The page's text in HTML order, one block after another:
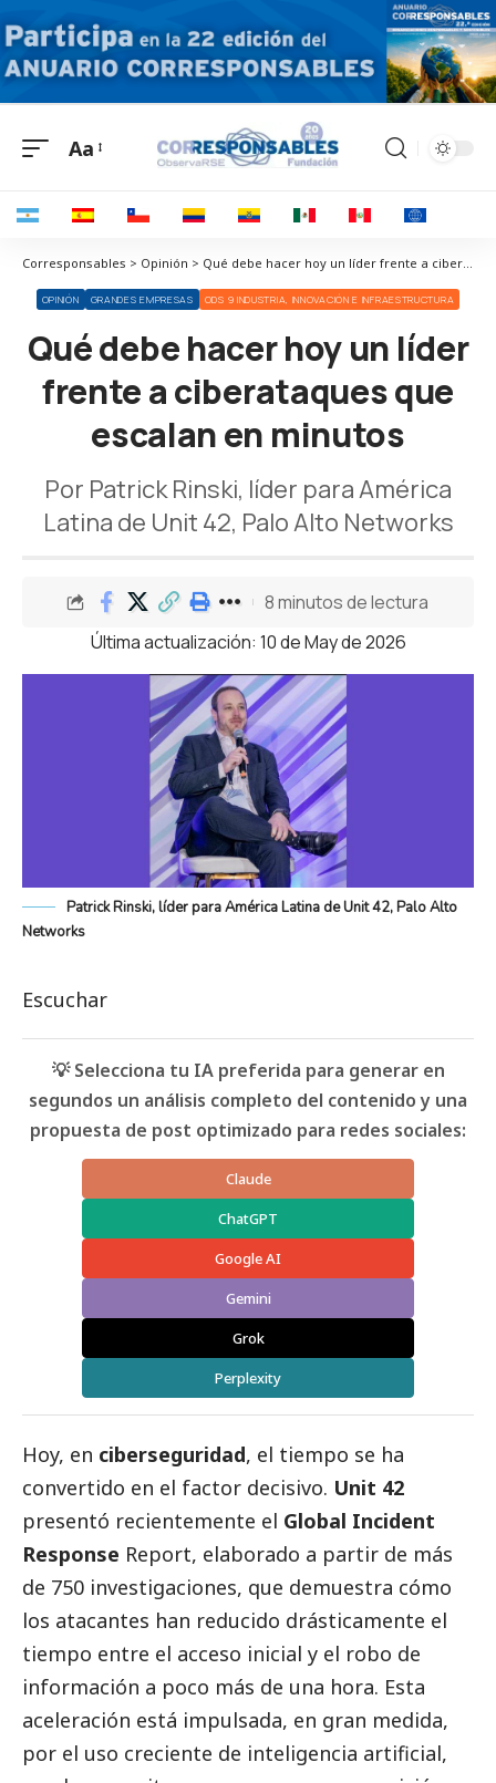
Aa
Corresponsables > Opinión > Qué debe hacer hoy un líder frente a ciberataques que escalan en minutos
OPINIÓN GRANDES EMPRESAS ODS 9 INDUSTRIA, INNOVACIÓN E INFRAESTRUCTURA
Qué debe hacer hoy un líder
frente a ciberataques que
escalan en minutos
Por Patrick Rinski, líder para América
Latina de Unit 42, Palo Alto Networks
Última actualización: 10 de May de 2026
8 minutos de lectura
Patrick Rinski, líder para América Latina de Unit 42, Palo Alto
Networks
Escuchar
💡 Selecciona tu IA preferida para generar en
segundos un análisis completo del contenido y una
propuesta de post optimizado para redes sociales:
Claude
ChatGPT
Google AI
Gemini
Grok
Perplexity
Hoy, en ciberseguridad, el tiempo se ha
convertido en el factor decisivo. Unit 42
presentó recientemente el Global Incident
Response Report, elaborado a partir de más
de 750 investigaciones, que demuestra cómo
los atacantes han reducido drásticamente el
tiempo entre el acceso inicial y el robo de
información a poco más de una hora. Esta
aceleración está impulsada, en gran medida,
por el uso creciente de inteligencia artificial,